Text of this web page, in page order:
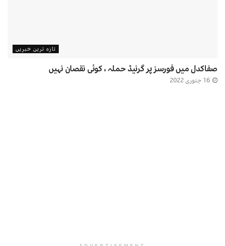
تازہ ترین خبریں
صفاکدل میں فورسز پر گرنیڈ حملہ ، کوئی نقصان نہیں